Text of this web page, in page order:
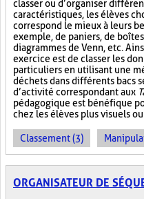
classer ou d’organiser
caractéristiques, les élèves
correspond le mieux à leurs
exemple, de paniers, de
diagrammes de Venn, etc.
exercice est de classer les
particuliers en utilisant une
déchets dans différents bacs
d’activité correspondant aux
pédagogique est bénéfique
chez les élèves plus visuels
Classement (3)
ORGANISATEUR DE